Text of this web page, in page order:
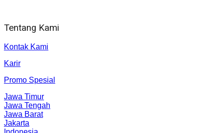
Tentang Kami
Kontak Kami
Karir
Promo Spesial
Jawa Timur
Jawa Tengah
Jawa Barat
Jakarta